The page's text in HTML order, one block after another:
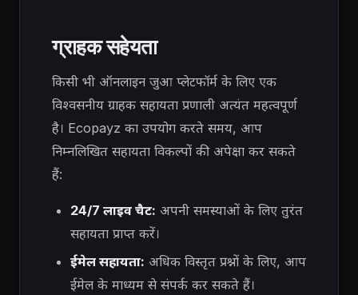
ग्राहक सहेयता
किसी भी ऑनलाइन जुआ प्लेटफॉर्म के लिए एक
विश्वसनीय ग्राहक सहायता प्रणाली अत्यंत महत्वपूर्ण
है। Ecopayz का उपयोग करते समय, आप
निम्नलिखित सहायता विकल्पों की अपेक्षा कर सकते
हैं:
24/7 लाइव चैट: अपनी समस्याओं के लिए तुरंत
सहायता प्राप्त करें।
ईमेल सहायता: अधिक विस्तृत प्रश्नों के लिए, आप
ईमेल के माध्यम से संपर्क कर सकते हैं।